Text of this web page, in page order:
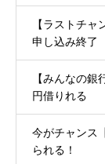
【ラストチャ
申し込み終了
【みんなの
円借りれる
今がチャンス
られる！